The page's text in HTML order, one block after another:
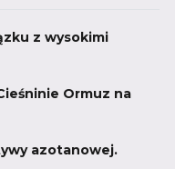
z wysokimi
Ormuz na
azotanowej.